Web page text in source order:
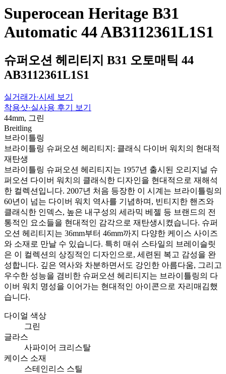
Superocean Heritage B31
Automatic 44 AB3112361L1S1
슈퍼오션 헤리티지 B31 오토매틱 44
AB3112361L1S1
실거래가·시세 보기
착용샷·실사용 후기 보기
44mm, 그린
Breitling
브라이틀링
브라이틀링 슈퍼오션 헤리티지: 클래식 다이버 워치의 현대적
재탄생
브라이틀링 슈퍼오션 헤리티지는 1957년 출시된 오리지널 슈
퍼오션 다이버 워치의 클래식한 디자인을 현대적으로 재해석
한 컬렉션입니다. 2007년 처음 등장한 이 시계는 브라이틀링의
60년이 넘는 다이버 워치 역사를 기념하며, 빈티지한 핸즈와
클래식한 인덱스, 높은 내구성의 세라믹 베젤 등 브랜드의 전
통적인 요소들을 현대적인 감각으로 재탄생시켰습니다. 슈퍼
오션 헤리티지는 36mm부터 46mm까지 다양한 케이스 사이즈
와 소재로 만날 수 있습니다. 특히 매쉬 스타일의 브레이슬릿
은 이 컬렉션의 상징적인 디자인으로, 세련된 복고 감성을 완
성합니다. 깊은 역사와 차분하면서도 강인한 아름다움, 그리고
우수한 성능을 겸비한 슈퍼오션 헤리티지는 브라이틀링의 다
이버 워치 명성을 이어가는 현대적인 아이콘으로 자리매김했
습니다.
다이얼 색상
그린
글라스
사파이어 크리스탈
케이스 소재
스테인리스 스틸